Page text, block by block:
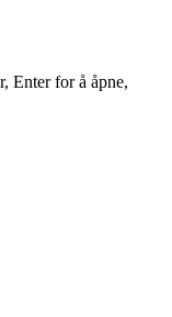
Enter for å åpne,